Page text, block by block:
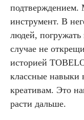
инструмент. В
людей,
случае не
историей
классные навыки
креативам. Это
расти дальше.